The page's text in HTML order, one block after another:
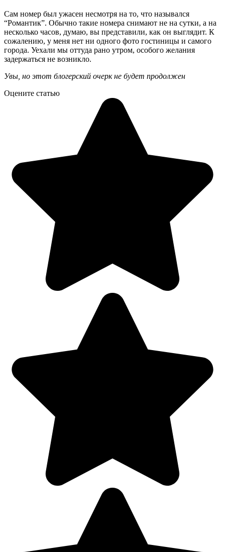
Сам номер был ужасен несмотря на то, что назывался
“Романтик”. Обычно такие номера снимают не на сутки, а на
несколько часов, думаю, вы представили, как он выглядит. К
сожалению, у меня нет ни одного фото гостиницы и самого
города. Уехали мы оттуда рано утром, особого желания
задержаться не возникло.
Увы, но этот блогерский очерк не будет продолжен
Оцените статью